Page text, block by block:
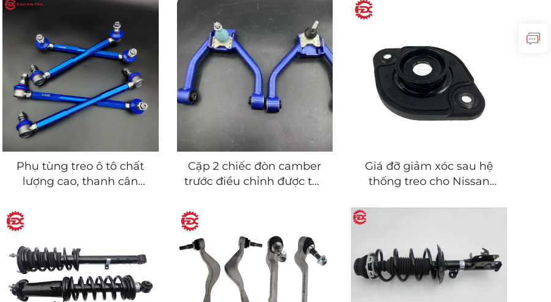
Phụ tùng treo ô tô chất
lượng cao, thanh cân
chỉnh được, phù hợp mọi
địa hình, bộ sản phẩm
Cặp 2 chiếc đòn camber
trước điều chỉnh được tùy
GS300 350 400 430 450h
Giá đỡ giảm xóc sau hệ
thống treo cho Nissan
L34